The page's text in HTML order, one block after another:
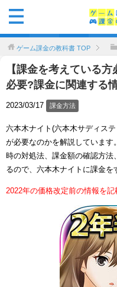
ゲーム課金の教科書 TOP
【課金を考えている
必要?課金に関連する
2023/03/17 課金方法
六本木ナイト(六本木サディス
が必要なのかを解説していま
時の対処法、課金額の確認方
るので、六本木ナイトに課金を
2022年の価格改定前の情報を記